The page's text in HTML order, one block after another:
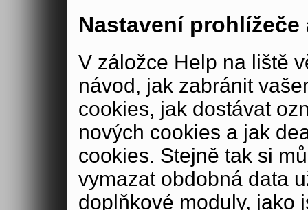
Nastavení
V záložce Help na liště
návod, jak zabránit
cookies, jak dostávat
nových cookies a jak
cookies. Stejně tak si
vymazat obdobná data
doplňkové moduly, jako